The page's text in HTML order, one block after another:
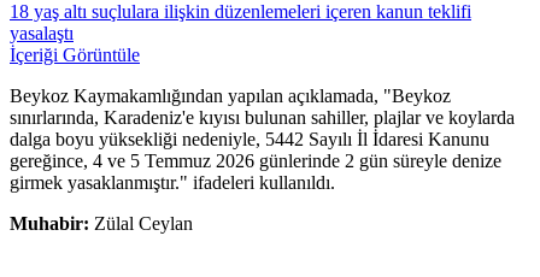
18 yaş altı suçlulara ilişkin düzenlemeleri içeren kanun teklifi
yasalaştı
İçeriği Görüntüle
Beykoz Kaymakamlığından yapılan açıklamada, "Beykoz
sınırlarında, Karadeniz'e kıyısı bulunan sahiller, plajlar ve koylarda
dalga boyu yüksekliği nedeniyle, 5442 Sayılı İl İdaresi Kanunu
gereğince, 4 ve 5 Temmuz 2026 günlerinde 2 gün süreyle denize
girmek yasaklanmıştır." ifadeleri kullanıldı.
Muhabir: Zülal Ceylan